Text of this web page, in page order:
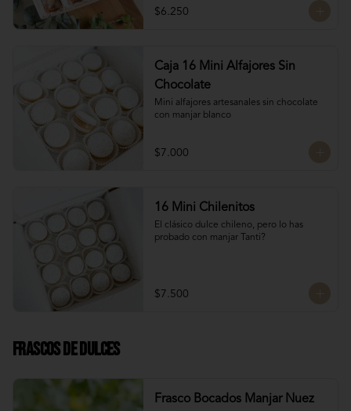
cada San Estanislao guarda ese toque
casero y especial que solo ella sabe dar.
antojo dulce lleno de cariño.
$6.250
Caja 16 Mini Alfajores Sin
Chocolate
Mini alfajores artesanales sin chocolate
con manjar blanco
$7.000
16 Mini Chilenitos
El clásico dulce chileno, pero lo has
probado con manjar Tanti?
$7.500
Frascos de Dulces
Frasco Bocados Manjar Nuez